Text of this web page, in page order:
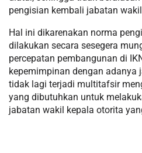
pengisian kembali jabatan
Hal ini dikarenakan norma
dilakukan secara sesegera
percepatan pembangunan di
kepemimpinan dengan adanya
tidak lagi terjadi multitafsir
yang dibutuhkan untuk
jabatan wakil kepala otorita